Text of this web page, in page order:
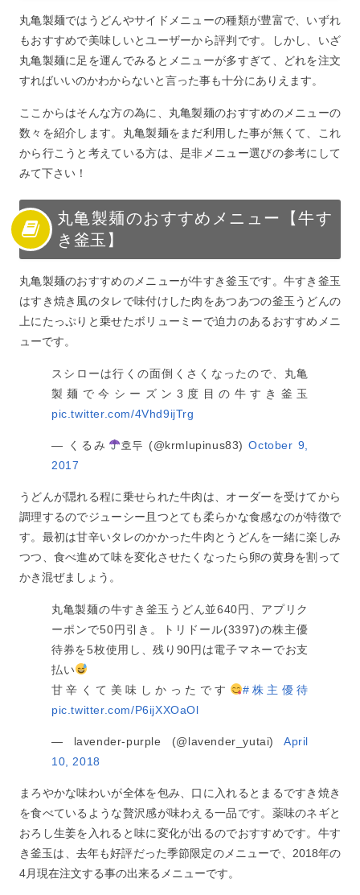
丸亀製麺ではうどんやサイドメニューの種類が豊富で、いずれ
もおすすめで美味しいとユーザーから評判です。しかし、いざ
丸亀製麺に足を運んでみるとメニューが多すぎて、どれを注文
すればいいのかわからないと言った事も十分にありえます。
ここからはそんな方の為に、丸亀製麺のおすすめのメニューの
数々を紹介します。丸亀製麺をまだ利用した事が無くて、これ
から行こうと考えている方は、是非メニュー選びの参考にして
みて下さい！
丸亀製麺のおすすめメニュー【牛す
き釜玉】
丸亀製麺のおすすめのメニューが牛すき釜玉です。牛すき釜玉
はすき焼き風のタレで味付けした肉をあつあつの釜玉うどんの
上にたっぷりと乗せたボリューミーで迫力のあるおすすめメニ
ューです。
スシローは行くの面倒くさくなったので、丸亀
製麺で今シーズン3度目の牛すき釜玉
pic.twitter.com/4Vhd9ijTrg
— くるみ 호두 (@krmlupinus83)October 9,
2017
うどんが隠れる程に乗せられた牛肉は、オーダーを受けてから
調理するのでジューシー且つとても柔らかな食感なのが特徴で
す。最初は甘辛いタレのかかった牛肉とうどんを一緒に楽しみ
つつ、食べ進めて味を変化させたくなったら卵の黄身を割って
かき混ぜましょう。
丸亀製麺の牛すき釜玉うどん並640円、アプリク
ーポンで50円引き。トリドール(3397)の株主優
待券を5枚使用し、残り90円は電子マネーでお支
払い
甘辛くて美味しかったです
#株主優待
pic.twitter.com/P6ijXXOaOl
— lavender-purple (@lavender_yutai) April
10, 2018
まろやかな味わいが全体を包み、口に入れるとまるですき焼き
を食べているような贅沢感が味わえる一品です。薬味のネギと
おろし生姜を入れると味に変化が出るのでおすすめです。牛す
き釜玉は、去年も好評だった季節限定のメニューで、2018年の
4月現在注文する事の出来るメニューです。